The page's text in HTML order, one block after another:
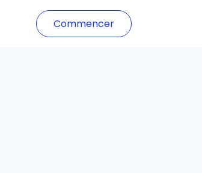
Commencer